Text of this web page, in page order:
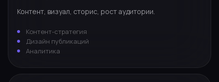
Контент, визуал, сторис, рост аудитории.
Контент-стратегия
Дизайн публикаций
Аналитика